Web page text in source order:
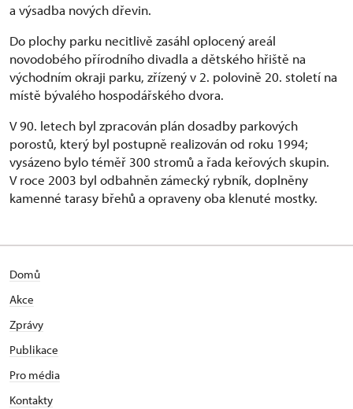
a výsadba nových dřevin.
Do plochy parku necitlivě zasáhl oplocený areál
novodobého přírodního divadla a dětského hřiště na
východním okraji parku, zřízený v 2. polovině 20. století na
místě bývalého hospodářského dvora.
V 90. letech byl zpracován plán dosadby parkových
porostů, který byl postupně realizován od roku 1994;
vysázeno bylo téměř 300 stromů a řada keřových skupin.
V roce 2003 byl odbahněn zámecký rybník, doplněny
kamenné tarasy břehů a opraveny oba klenuté mostky.
Domů
Akce
Zprávy
Publikace
Pro média
Kontakty